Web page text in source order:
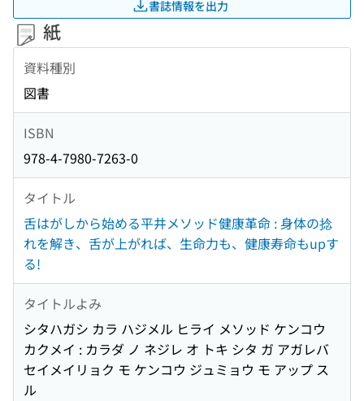
書誌情報を出力
紙
資料種別
図書
ISBN
978-4-7980-7263-0
タイトル
舌はがしから始める平井メソッド健康革命 : 身体の捻
れを解き、舌が上がれば、生命力も、健康寿命もupす
る!
タイトルよみ
シタハガシ カラ ハジメル ヒライ メソッド ケンコウ
カクメイ : カラダ ノ ネジレ オ トキ シタ ガ アガレバ
セイメイリョク モ ケンコウ ジュミョウ モ アップ ス
ル